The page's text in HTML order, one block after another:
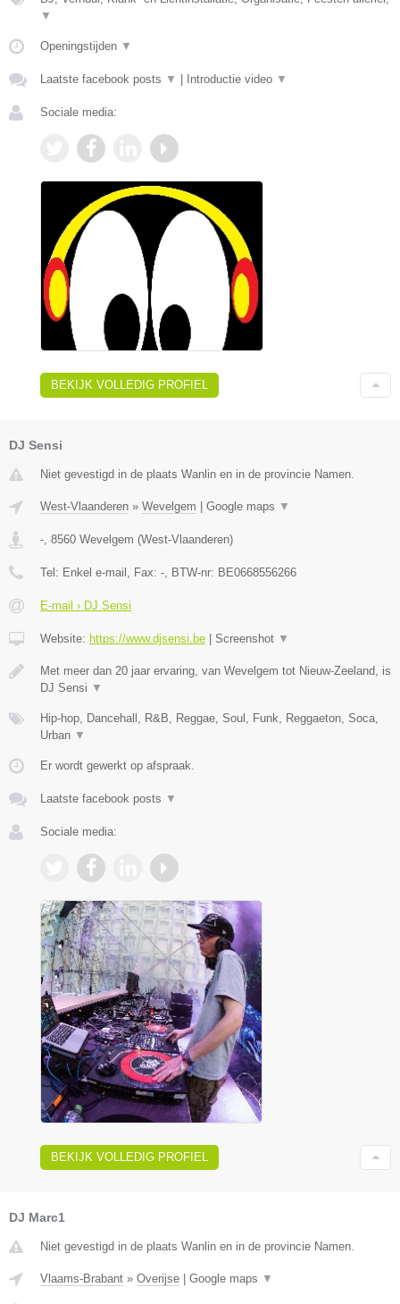
▼
Openingstijden ▼
Laatste facebook posts ▼ Introductie video ▼
Sociale media:
BEKIJK VOLLEDIG PROFIEL
DJ Sensi
Niet gevestigd in de plaats Wanlin en in de provincie Namen.
West-Vlaanderen » Wevelgem Google maps ▼
-, 8560 Wevelgem (West-Vlaanderen)
Tel: Enkel e-mail , Fax: -, BTW-nr: BE0668556266
E-mail › DJ Sensi
Website: https://www.djsensi.be Screenshot ▼
Met meer dan 20 jaar ervaring, van Wevelgem tot Nieuw-Zeeland, is
DJ Sensi ▼
Hip-hop, Dancehall, R&B, Reggae, Soul, Funk, Reggaeton, Soca,
Urban ▼
Er wordt gewerkt op afspraak.
Laatste facebook posts ▼
Sociale media:
BEKIJK VOLLEDIG PROFIEL
DJ Marc1
Niet gevestigd in de plaats Wanlin en in de provincie Namen.
Vlaams-Brabant » Overijse Google maps ▼